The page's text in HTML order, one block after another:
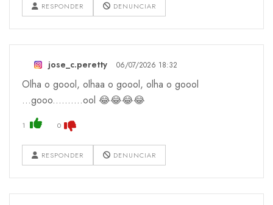
RESPONDER DENUNCIAR
jose_c.peretty 06/07/2026 18:32
Olha o goool, olhaa o goool, olha o goool
...gooo..........ool 😂😂😂😂
1 0
RESPONDER DENUNCIAR